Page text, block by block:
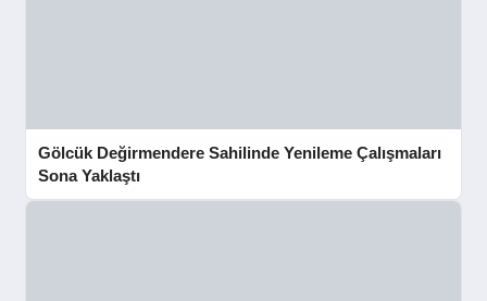
Gölcük Değirmendere Sahilinde Yenileme Çalışmaları
Sona Yaklaştı